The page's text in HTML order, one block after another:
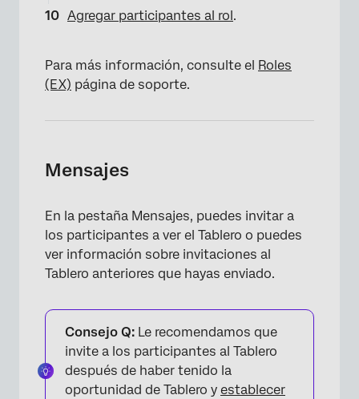
Agregar participantes al rol.
Para más información, consulte el Roles
(EX) página de soporte.
Mensajes
En la pestaña Mensajes, puedes invitar a
los participantes a ver el Tablero o puedes
ver información sobre invitaciones al
Tablero anteriores que hayas enviado.
Consejo Q: Le recomendamos que
invite a los participantes al Tablero
después de haber tenido la
oportunidad de Tablero y establecer